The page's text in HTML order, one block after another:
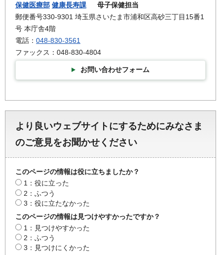
保健医療部 健康長寿課 母子保健担当
郵便番号330-9301 埼玉県さいたま市浦和区高砂三丁目15番1
号 本庁舎4階
電話： 048-830-3561
ファックス：048-830-4804
お問い合わせフォーム
より良いウェブサイトにするためにみなさま
のご意見をお聞かせください
このページの情報は役に立ちましたか？
1：役に立った
2：ふつう
3：役に立たなかった
このページの情報は見つけやすかったですか？
1：見つけやすかった
2：ふつう
3：見つけにくかった